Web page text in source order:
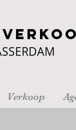
Verkoop